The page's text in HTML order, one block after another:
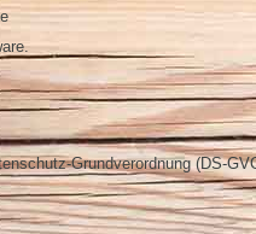
Grundverordnung (DS-